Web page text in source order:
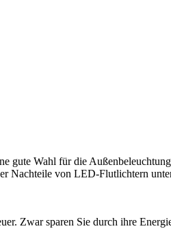
gute Wahl für die
Nachteile von LED-Flutlichtern
Zwar sparen Sie durch ihre